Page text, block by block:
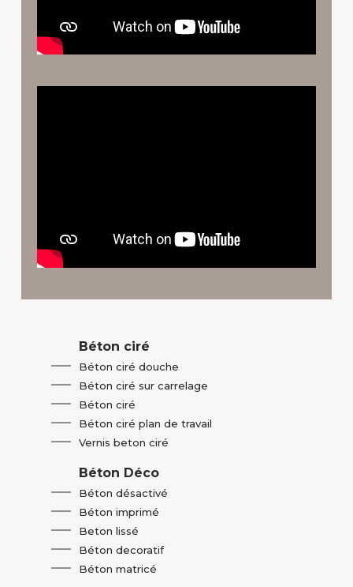
Béton ciré
Béton ciré douche
Béton ciré sur carrelage
Béton ciré
Béton ciré plan de travail
Vernis beton ciré
Béton Déco
Béton désactivé
Béton imprimé
Beton lissé
Béton decoratif
Béton matricé